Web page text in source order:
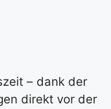
– dank der
direkt vor der